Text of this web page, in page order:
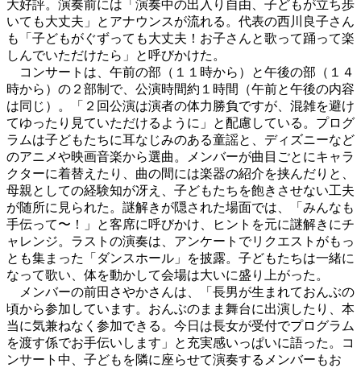
大好評。演奏前には「演奏中の出入り自由、子どもが立ち歩
いても大丈夫」とアナウンスが流れる。代表の西川良子さん
も「子どもがぐずっても大丈夫！お子さんと歌って踊って楽
しんでいただけたら」と呼びかけた。
コンサートは、午前の部（１１時から）と午後の部（１４
時から）の２部制で、公演時間約１時間（午前と午後の内容
は同じ）。「２回公演は演者の体力勝負ですが、混雑を避け
てゆったり見ていただけるように」と配慮している。プログ
ラムは子どもたちに耳なじみのある童謡と、ディズニーなど
のアニメや映画音楽から選曲。メンバーが曲目ごとにキャラ
クターに着替えたり、曲の間には楽器の紹介を挟んだりと、
母親としての経験知が冴え、子どもたちを飽きさせない工夫
が随所に見られた。謎解きが隠された場面では、「みんなも
手伝って〜！」と客席に呼びかけ、ヒントを元に謎解きにチ
ャレンジ。ラストの演奏は、アンケートでリクエストがもっ
とも集まった「ダンスホール」を披露。子どもたちは一緒に
なって歌い、体を動かして会場は大いに盛り上がった。
メンバーの前田さやかさんは、「長男が生まれておんぶの
頃から参加しています。おんぶのまま舞台に出演したり、本
当に気兼ねなく参加できる。今日は長女が受付でプログラム
を渡す係でお手伝いします」と充実感いっぱいに語った。コ
ンサート中、子どもを隣に座らせて演奏するメンバーもお